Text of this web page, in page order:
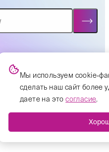
подтверждаете. что
условиями использования в
через эту форму.
Мы используем cookie-
сделать наш сайт более
даете на этосогласие.